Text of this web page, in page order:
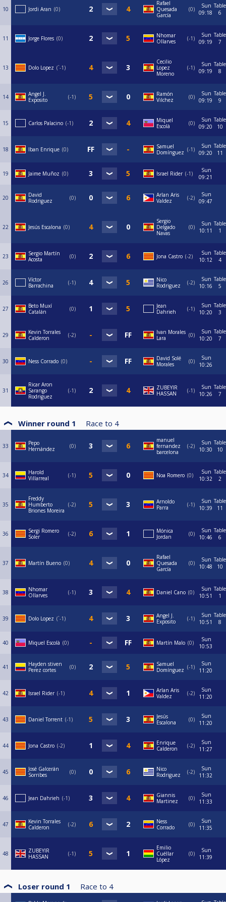
10 Jordi Aran 0
Rafael
Quesada
García
0
Sun
09:18
Table
6
11 Jorge Flores 0
Nhomar
Ollarves
-1
Sun
09:19
Table
7
13 Dolo Lopez `-1
Cecilio
Lopez
Moreno
-1
Sun
09:19
Table
8
14
Angel J.
Exposito
-1
Ramón
Vilchez
0
Sun
09:19
Table
9
15 Carlos Palacino -1
Miquel
Escolà
0
Sun
09:20
Table
10
18 Iban Enrique 0
Samuel
Domínguez
-1
Sun
09:20
Table
11
19 Jaime Muñoz 0 Israel Rider -1
Sun
09:21
20
David
Rodriguez
0
Arlan Aris
Valdez
-2
Sun
09:47
22 Jesús Escalona 0
Sergio
Delgado
Navas
0
Sun
10:11
Table
1
23
Sergio Martín
Acosta
0 Jona Castro -2
Sun
10:12
Table
4
26
Víctor
Barrachina
-1
Nico
Rodriguez
-2
Sun
10:16
Table
5
27
Beto Muxí
Catalán
0
Jean
Dahrieh
-1
Sun
10:20
Table
3
29
Kevin Torrales
Calderon
-2
Ivan Morales
Lara
0
Sun
10:20
Table
7
30 Ness Corrado 0
David Solé
Morales
0
Sun
10:26
31
Ricar Aron
Sarango
Rodriguez
-1
ZUBEYIR
HASSAN
-1
Sun
10:26
Table
7
Winner round 1 Race to 4
33
Pepo
Hernández
0
manuel
fernandez
barcelona
-2
Sun
10:30
Table
10
34
Harold
Villarreal
-1 Noa Romero 0
Sun
10:32
Table
2
35
Freddy
Humberto
Briones Moreira
-2
Arnoldo
Parra
-1
Sun
10:39
Table
11
36
Sergi Romero
Soler
-2
Mónica
Jordan
0
Sun
10:46
Table
6
37 Martín Bueno 0
Rafael
Quesada
García
0
Sun
10:48
Table
10
38
Nhomar
Ollarves
-1 Daniel Cano 0
Sun
10:51
Table
1
39 Dolo Lopez `-1
Angel J.
Exposito
-1
Sun
10:51
Table
8
40 Miquel Escolà 0 ⁠Martín Malo 0
Sun
10:53
41
Hayden stiven
Perez cortes
0
Samuel
Domínguez
-1
Sun
11:20
42 Israel Rider -1
Arlan Aris
Valdez
-2
Sun
11:20
43 Daniel Torrent -1
Jesús
Escalona
0
Sun
11:20
44 Jona Castro -2
Enrique
Calderon
-2
Sun
11:27
45
José Galcerán
Sorribes
0
Nico
Rodriguez
-2
Sun
11:32
46 Jean Dahrieh -1
Giannis
Martinez
0
Sun
11:33
47
Kevin Torrales
Calderon
-2
Ness
Corrado
0
Sun
11:35
48
ZUBEYIR
HASSAN
-1
Emilio
Cuéllar
López
0
Sun
11:39
Loser round 1 Race to 4